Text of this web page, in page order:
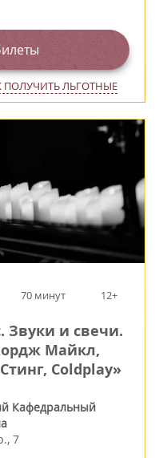
ПОЛУЧИТЬ ЛЬГОТНЫЕ
70 минут 12+
Звуки и свечи.
Майкл,
Coldplay»
Кафедральный
7